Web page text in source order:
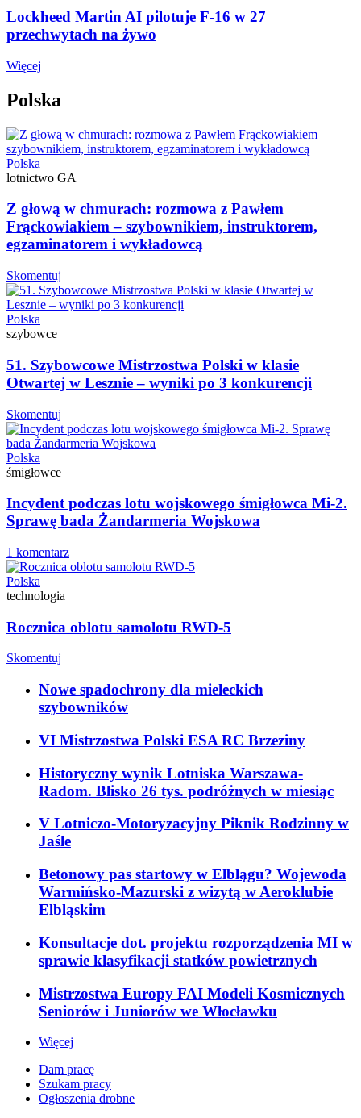
Lockheed Martin AI pilotuje F-16 w 27
przechwytach na żywo
Więcej
Polska
Polska
lotnictwo GA
Z głową w chmurach: rozmowa z Pawłem
Frąckowiakiem – szybownikiem, instruktorem,
egzaminatorem i wykładowcą
Skomentuj
Polska
szybowce
51. Szybowcowe Mistrzostwa Polski w klasie
Otwartej w Lesznie – wyniki po 3 konkurencji
Skomentuj
Polska
śmigłowce
Incydent podczas lotu wojskowego śmigłowca Mi-2.
Sprawę bada Żandarmeria Wojskowa
1 komentarz
Polska
technologia
Rocznica oblotu samolotu RWD-5
Skomentuj
Nowe spadochrony dla mieleckich
szybowników
VI Mistrzostwa Polski ESA RC Brzeziny
Historyczny wynik Lotniska Warszawa-
Radom. Blisko 26 tys. podróżnych w miesiąc
V Lotniczo-Motoryzacyjny Piknik Rodzinny w
Jaśle
Betonowy pas startowy w Elblągu? Wojewoda
Warmińsko-Mazurski z wizytą w Aeroklubie
Elbląskim
Konsultacje dot. projektu rozporządzenia MI w
sprawie klasyfikacji statków powietrznych
Mistrzostwa Europy FAI Modeli Kosmicznych
Seniorów i Juniorów we Włocławku
Więcej
Dam pracę
Szukam pracy
Ogłoszenia drobne